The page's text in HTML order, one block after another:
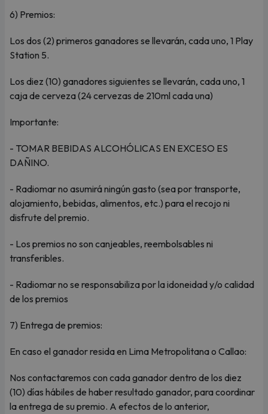
6) Premios:
Los dos (2) primeros ganadores se llevarán, cada uno, 1 Play
Station 5.
Los diez (10) ganadores siguientes se llevarán, cada uno, 1
caja de cerveza (24 cervezas de 210ml cada una)
Importante:
- TOMAR BEBIDAS ALCOHÓLICAS EN EXCESO ES
DAÑINO.
- Radiomar no asumirá ningún gasto (sea por transporte,
alojamiento, bebidas, alimentos, etc.) para el recojo ni
disfrute del premio.
- Los premios no son canjeables, reembolsables ni
transferibles.
- Radiomar no se responsabiliza por la idoneidad y/o calidad
de los premios
7) Entrega de premios:
En caso el ganador resida en Lima Metropolitana o Callao:
Nos contactaremos con cada ganador dentro de los diez
(10) días hábiles de haber resultado ganador, para coordinar
la entrega de su premio. A efectos de lo anterior,